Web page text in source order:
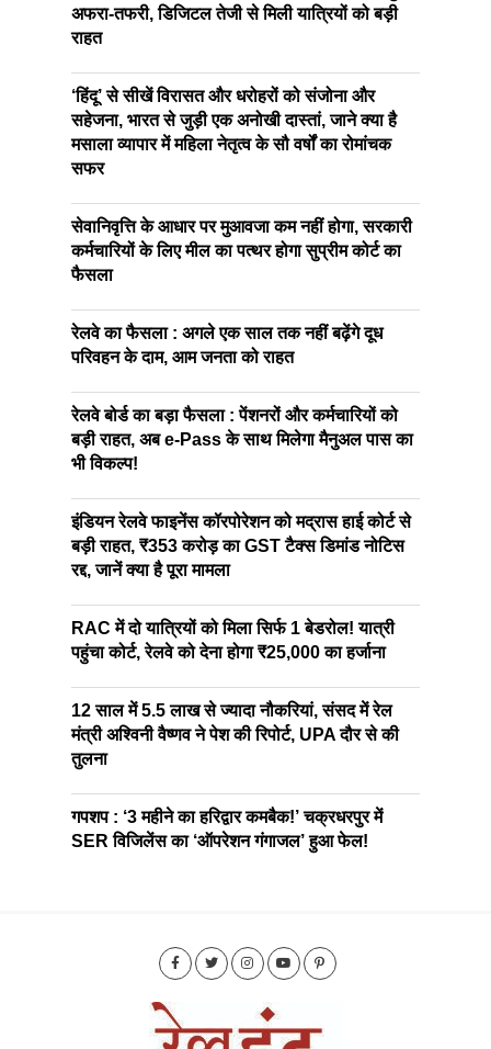
अफरा-तफरी, डिजिटल तेजी से मिली यात्रियों को बड़ी
राहत
‘हिंदू’ से सीखें विरासत और धरोहरों को संजोना और
सहेजना, भारत से जुड़ी एक अनोखी दास्तां, जाने क्या है
मसाला व्यापार में महिला नेतृत्व के सौ वर्षों का रोमांचक
सफर
सेवानिवृत्ति के आधार पर मुआवजा कम नहीं होगा, सरकारी
कर्मचारियों के लिए मील का पत्थर होगा सुप्रीम कोर्ट का
फैसला
रेलवे का फैसला : अगले एक साल तक नहीं बढ़ेंगे दूध
परिवहन के दाम, आम जनता को राहत
रेलवे बोर्ड का बड़ा फैसला : पेंशनरों और कर्मचारियों को
बड़ी राहत, अब e-Pass के साथ मिलेगा मैनुअल पास का
भी विकल्प!
इंडियन रेलवे फाइनेंस कॉरपोरेशन को मद्रास हाई कोर्ट से
बड़ी राहत, ₹353 करोड़ का GST टैक्स डिमांड नोटिस
रद्द, जानें क्या है पूरा मामला
RAC में दो यात्रियों को मिला सिर्फ 1 बेडरोल! यात्री
पहुंचा कोर्ट, रेलवे को देना होगा ₹25,000 का हर्जाना
12 साल में 5.5 लाख से ज्यादा नौकरियां, संसद में रेल
मंत्री अश्विनी वैष्णव ने पेश की रिपोर्ट, UPA दौर से की
तुलना
गपशप : ‘3 महीने का हरिद्वार कमबैक!’ चक्रधरपुर में
SER विजिलेंस का ‘ऑपरेशन गंगाजल’ हुआ फेल!